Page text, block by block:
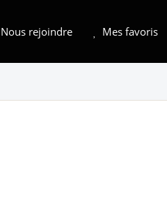
Nous rejoindre Mes favoris